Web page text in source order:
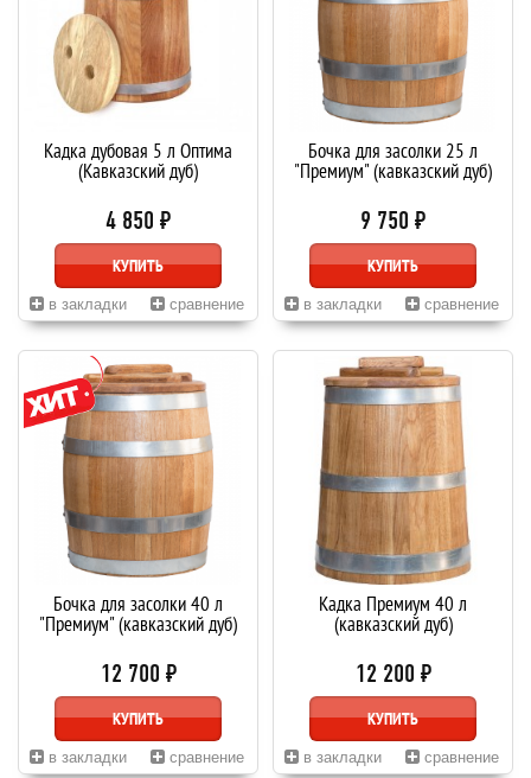
Кадка дубовая 5 л Оптима
(Кавказский дуб)
4 850 ₽
КУПИТЬ
в закладки сравнение
Бочка для засолки 25 л
"Премиум" (кавказский дуб)
9 750 ₽
КУПИТЬ
в закладки сравнение
Бочка для засолки 40 л
"Премиум" (кавказский дуб)
12 700 ₽
КУПИТЬ
в закладки сравнение
Кадка Премиум 40 л
(кавказский дуб)
12 200 ₽
КУПИТЬ
в закладки сравнение